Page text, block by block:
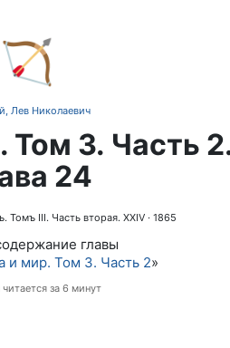
🏹
Лев Николаевич
Том 3. Часть
24
Томъ III. Часть вторая. XXIV · 1865
главы
и мир. Том 3. Часть 2»
за 6 минут